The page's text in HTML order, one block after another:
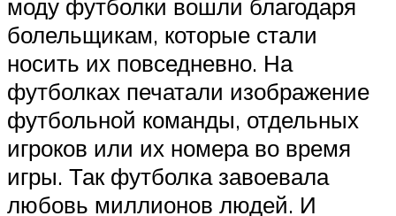
моду футболки вошли благодаря
болельщикам, которые стали
носить их повседневно. На
футболках печатали изображение
футбольной команды, отдельных
игроков или их номера во время
игры. Так футболка завоевала
любовь миллионов людей. И